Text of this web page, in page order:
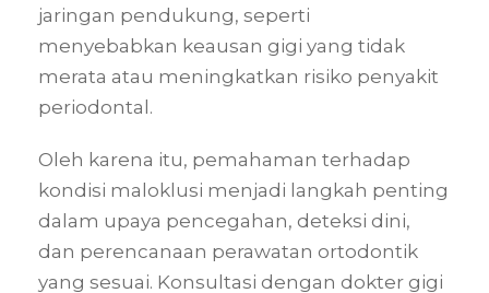
jaringan pendukung, seperti
menyebabkan keausan gigi yang tidak
merata atau meningkatkan risiko penyakit
periodontal.
Oleh karena itu, pemahaman terhadap
kondisi maloklusi menjadi langkah penting
dalam upaya pencegahan, deteksi dini,
dan perencanaan perawatan ortodontik
yang sesuai. Konsultasi dengan dokter gigi